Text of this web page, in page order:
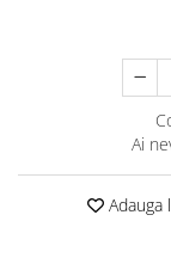
Ai
Adauga